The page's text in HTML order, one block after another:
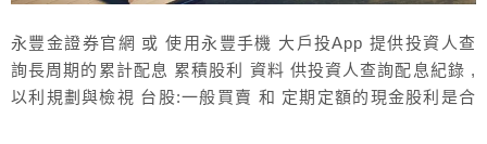
永豐金證券官網 或 使用永豐手機 大戶投App 提供投資人查
詢長周期的累計配息 累積股利 資料 供投資人查詢配息紀錄 ,
以利規劃與檢視 台股:一般買賣 和 定期定額的現金股利是合